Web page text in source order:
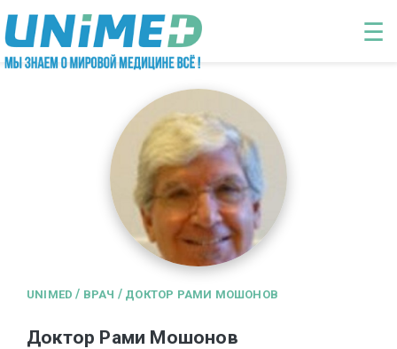
Перейти к основному содержанию
☰
UNIMED / ВРАЧ / ДОКТОР РАМИ МОШОНОВ
Доктор Рами Мошонов